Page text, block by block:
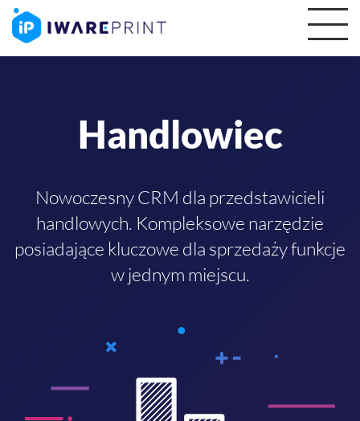
Handlowiec
Nowoczesny CRM dla przedstawicieli
handlowych. Kompleksowe narzędzie
posiadające kluczowe dla sprzedaży funkcje
w jednym miejscu.